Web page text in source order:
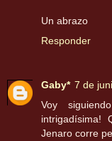
Un abrazo
Responder
Gaby* 7 de
Voy
Jenaro corre